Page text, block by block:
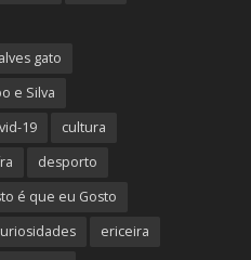
gato
e Silva
19
cultura
desporto
é que eu Gosto
ericeira